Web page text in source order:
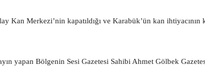
Kan Merkezi’nin kapatıldığı ve Karabük’ün kan ihtiyacının
yapan Bölgenin Sesi Gazetesi Sahibi Ahmet Gölbek